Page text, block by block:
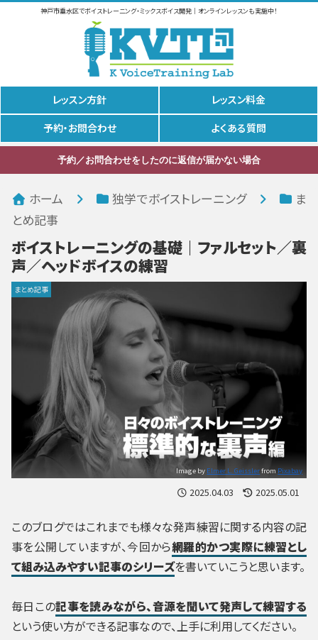
神戸市垂水区でボイストレーニング・ミックスボイス開発｜オンラインレッスンも実施中！
レッスン方針
レッスン料金
予約・お問合わせ
よくある質問
予約／お問合わせをしたのに返信が届かない場合
ホーム 独学でボイストレーニング
ま
とめ記事
ボイストレーニングの基礎｜ファルセット／裏
声／ヘッドボイスの練習
まとめ記事
Image by Elmer L. Geisslerfrom Pixabay
2025.04.03 2025.05.01
このブログではこれまでも様々な発声練習に関する内容の記
事を公開していますが、今回から網羅的かつ実際に練習とし
て組み込みやすい記事のシリーズを書いていこうと思います。
毎日この記事を読みながら、音源を聞いて発声して練習する
という使い方ができる記事なので、上手に利用してください。